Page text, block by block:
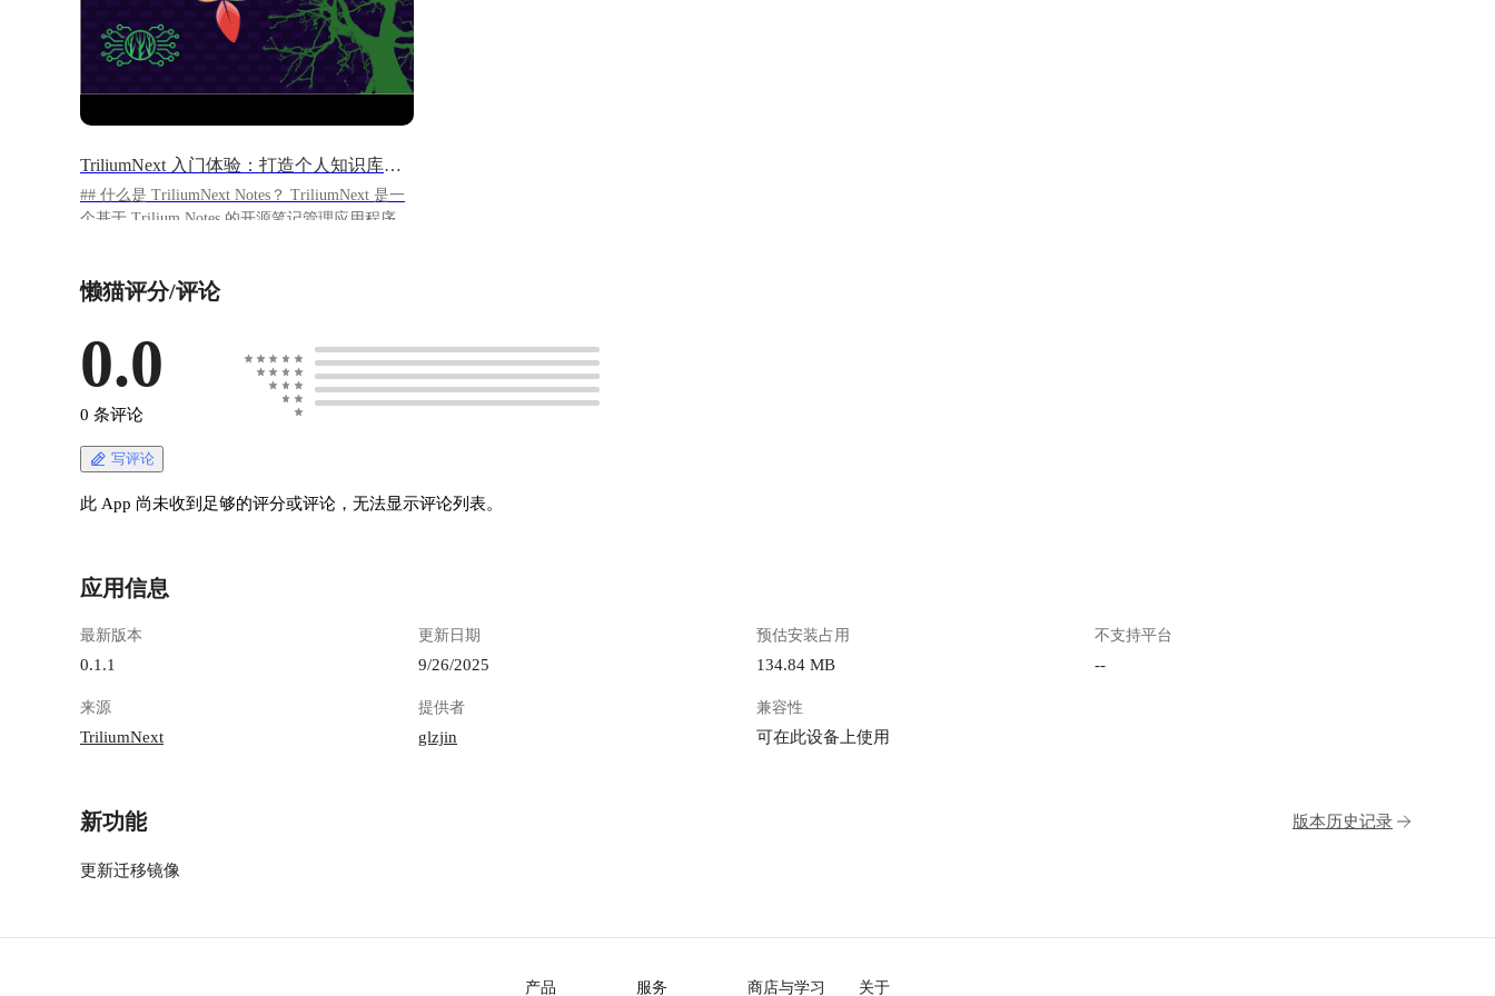
TriliumNext 入门体验：打造个人知识库的利器
## 什么是 TriliumNext Notes？ TriliumNext 是一
个基于 Trilium Notes 的开源笔记管理应用程序，
器。
面： ![image.png](https://lzc-playground-
1301583638.cos.ap-
chengdu.myqcloud.com/guidelines/496/8a325b1c-
因为是第一次用，我选择第一条，next 设置密码
![image.png](https://lzc-playground-
1301583638.cos.ap-
playground-1301583638.cos.ap-
e791-4cb3-97f2-5407c6645b42.png "image.png")
建议先把语言改成中文，在设置里可以找到 !
1301583638.cos.ap-
chengdu.myqcloud.com/guidelines/496/d9859896-
chengdu.myqcloud.com/guidelines/496/cb71b4ef-
里分享一个我在用的笔记结构，你可以参考： ```
💼 工作相关 │ ├── 项目A │ ├── 项目B │
懒猫评分/评论
0.0
0 条评论
写评论
此 App 尚未收到足够的评分或评论，无法显示评论列表。
应用信息
最新版本
0.1.1
更新日期
9/26/2025
预估安装占用
134.84 MB
不支持平台
--
来源
TriliumNext
提供者
glzjin
兼容性
可在此设备上使用
新功能 版本历史记录
更新迁移镜像
产品 服务 商店与学习 关于